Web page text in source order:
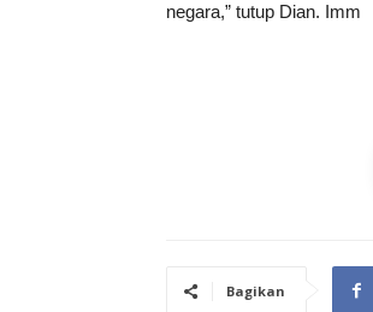
negara,” tutup Dian. Imm
Bagikan